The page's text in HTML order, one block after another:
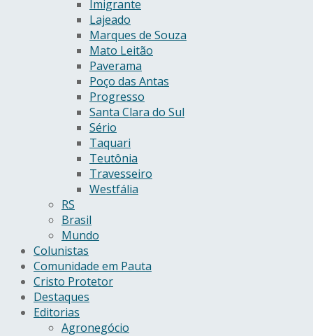
Imigrante
Lajeado
Marques de Souza
Mato Leitão
Paverama
Poço das Antas
Progresso
Santa Clara do Sul
Sério
Taquari
Teutônia
Travesseiro
Westfália
RS
Brasil
Mundo
Colunistas
Comunidade em Pauta
Cristo Protetor
Destaques
Editorias
Agronegócio